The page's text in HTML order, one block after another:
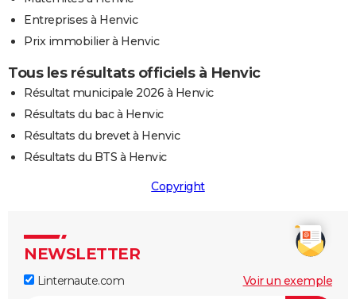
Entreprises à Henvic
Prix immobilier à Henvic
Tous les résultats officiels à Henvic
Résultat municipale 2026 à Henvic
Résultats du bac à Henvic
Résultats du brevet à Henvic
Résultats du BTS à Henvic
Copyright
NEWSLETTER
Linternaute.com Voir un exemple